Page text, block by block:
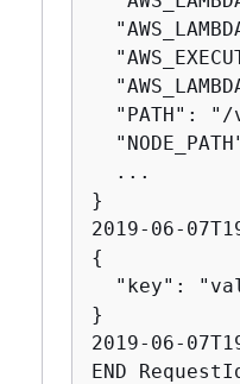
"PATH": "/
  ...
}
{
"key":
}
2019-06-07T19:11:20.564Z	c793869b-ee49-
END